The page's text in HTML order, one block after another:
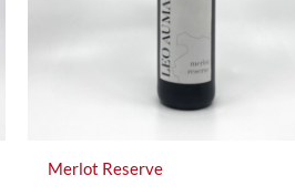
Merlot Reserve